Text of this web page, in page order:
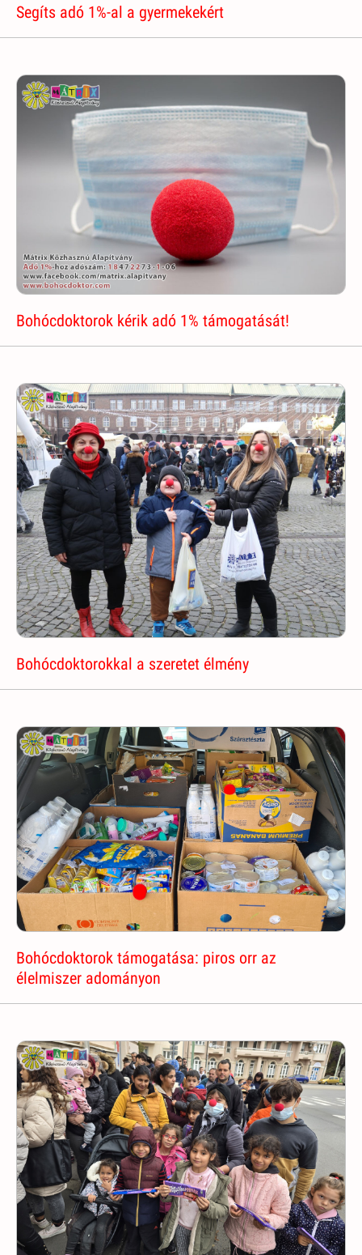
Segíts adó 1%-al a gyermekekért
Bohócdoktorok kérik adó 1% támogatását!
Bohócdoktorokkal a szeretet élmény
Bohócdoktorok támogatása: piros orr az
élelmiszer adományon